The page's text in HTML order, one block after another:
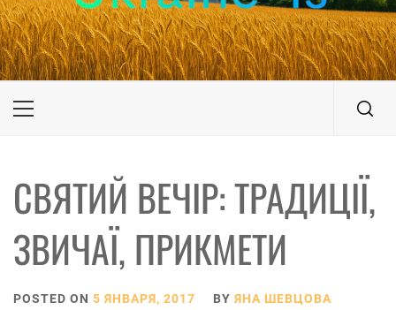
UKRAINE-IS
ПУТЕШЕСТВИЕ ПО УКРАИНЕ
Primary
СВЯТИЙ ВЕЧІР: ТРАДИЦІЇ,
ЗВИЧАЇ, ПРИКМЕТИ
POSTED ON 5 ЯНВАРЯ, 2017 BY ЯНА ШЕВЦОВА